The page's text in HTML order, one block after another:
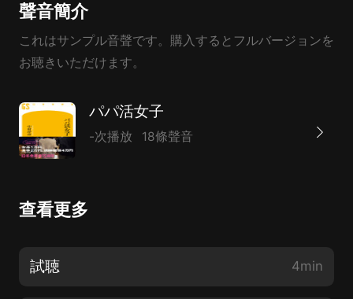
聲音簡介
これはサンプル音聲です。購入するとフルバージョンを
お聴きいただけます。
パパ活女子
-次播放 18條聲音
查看更多
試聴 4min